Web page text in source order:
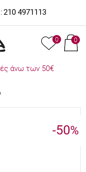
210 4971113
0 0
άνω των 50€
-50%